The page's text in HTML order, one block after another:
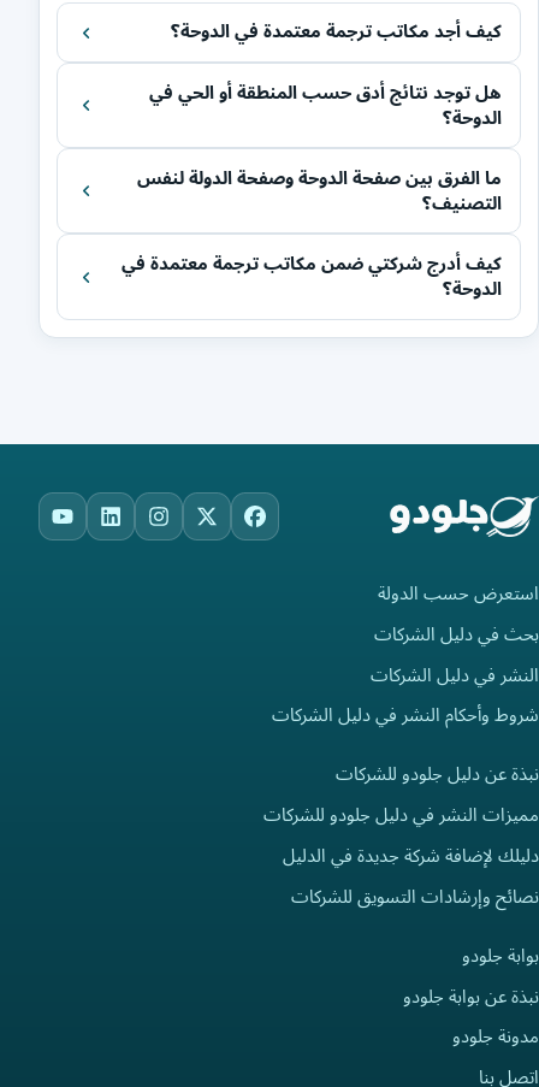
كيف أجد مكاتب ترجمة معتمدة في الدوحة؟
هل توجد نتائج أدق حسب المنطقة أو الحي في
الدوحة؟
ما الفرق بين صفحة الدوحة وصفحة الدولة لنفس
التصنيف؟
كيف أدرج شركتي ضمن مكاتب ترجمة معتمدة في
الدوحة؟
Facebook
X
Instagram
LinkedIn
استعرض حسب الدولة
بحث في دليل الشركات
النشر في دليل الشركات
شروط وأحكام النشر في دليل الشركات
نبذة عن دليل جلودو للشركات
مميزات النشر في دليل جلودو للشركات
دليلك لإضافة شركة جديدة في الدليل
نصائح وإرشادات التسويق للشركات
بوابة جلودو
نبذة عن بوابة جلودو
مدونة جلودو
اتصل بنا